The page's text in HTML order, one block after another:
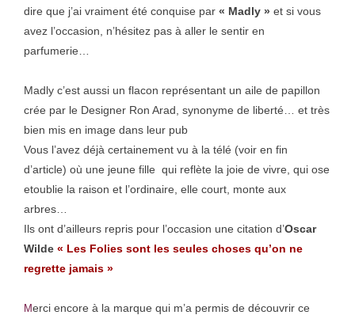
dire que j’ai vraiment été conquise par « Madly » et si vous
avez l’occasion, n’hésitez pas à aller le sentir en
parfumerie…
Madly c’est aussi un flacon représentant un aile de papillon
crée par le Designer Ron Arad, synonyme de liberté… et très
bien mis en image dans leur pub
Vous l’avez déjà certainement vu à la télé (voir en fin
d’article) où une jeune fille qui reflète la joie de vivre, qui ose
etoublie la raison et l’ordinaire, elle court, monte aux
arbres…
Ils ont d’ailleurs repris pour l’occasion une citation d’Oscar
Wilde « Les Folies sont les seules choses qu’on ne
regrette jamais »
Merci encore à la marque qui m’a permis de découvrir ce